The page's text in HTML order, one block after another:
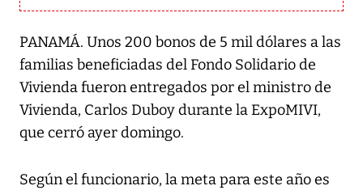
PANAMÁ. Unos 200 bonos de 5 mil dólares a las
familias beneficiadas del Fondo Solidario de
Vivienda fueron entregados por el ministro de
Vivienda, Carlos Duboy durante la ExpoMIVI,
que cerró ayer domingo.
Según el funcionario, la meta para este año es